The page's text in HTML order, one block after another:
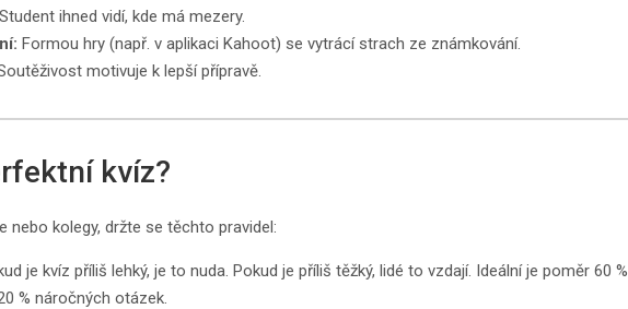
Student ihned vidí, kde má mezery.
Formou hry (např. v aplikaci Kahoot) se vytrácí strach ze známkování.
motivuje k lepší přípravě.
kvíz?
nebo kolegy, držte se těchto pravidel:
je kvíz příliš lehký, je to nuda. Pokud je příliš těžký, lidé to vzdají. Ideální je poměr 60 %
% náročných otázek.